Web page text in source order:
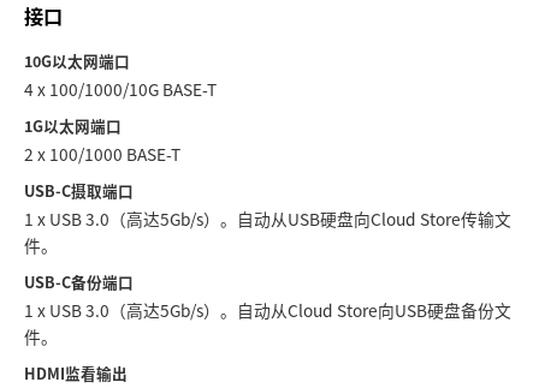
Norway
Portugal
Singapore
Spain
Sweden
接口
10G以太网端口
4 x 100/1000/10G BASE-T
1G以太网端口
2 x 100/1000 BASE-T
USB-C摄取端口
1 x USB 3.0（高达5Gb/s）。自动从USB硬盘向Cloud Store传输文
件。
USB-C备份端口
1 x USB 3.0（高达5Gb/s）。自动从Cloud Store向USB硬盘备份文
件。
HDMI监看输出